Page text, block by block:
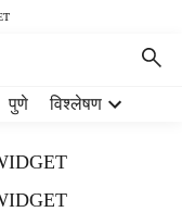
पुणे विश्लेषण